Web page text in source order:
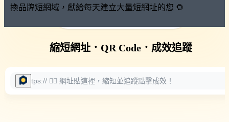
換品牌短網域，獻給每天建立大量短網址的您 🌻
🚀 PicSee 短網址永久有效
縮短網址． QR Code． 成效追蹤